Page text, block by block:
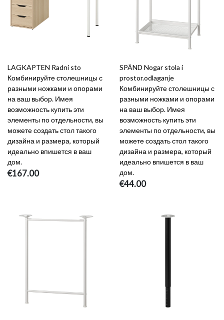
LAGKAPTEN Radni sto
Комбинируйте столешницы с
разными ножками и опорами
на ваш выбор. Имея
возможность купить эти
элементы по отдельности, вы
можете создать стол такого
дизайна и размера, который
идеально впишется в ваш
дом.
€167.00
SPÄND Nogar stola i
prostor.odlaganje
Комбинируйте столешницы с
разными ножками и опорами
на ваш выбор. Имея
возможность купить эти
элементы по отдельности, вы
можете создать стол такого
дизайна и размера, который
идеально впишется в ваш
дом.
€44.00